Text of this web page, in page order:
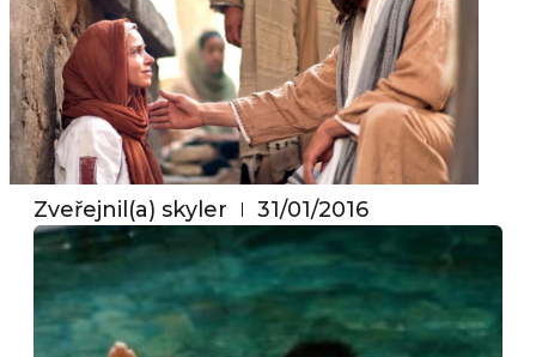
Zveřejnil(a) skyler 31/01/2016